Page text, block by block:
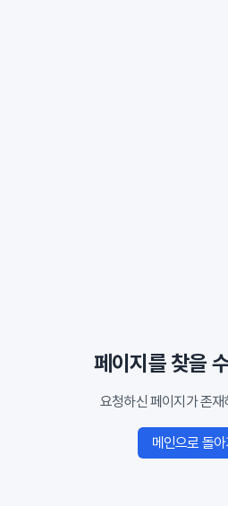
페이지를 찾을
요청하신 페이지가 존
메인으로 돌아